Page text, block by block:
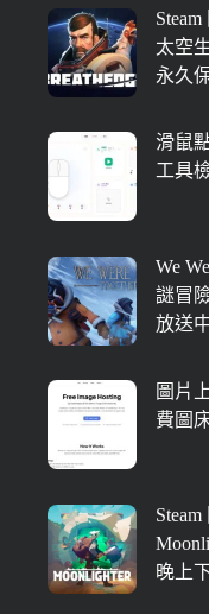
太空
永久
滑鼠
工具
We
謎冒
放送中
圖片
費圖
晚上